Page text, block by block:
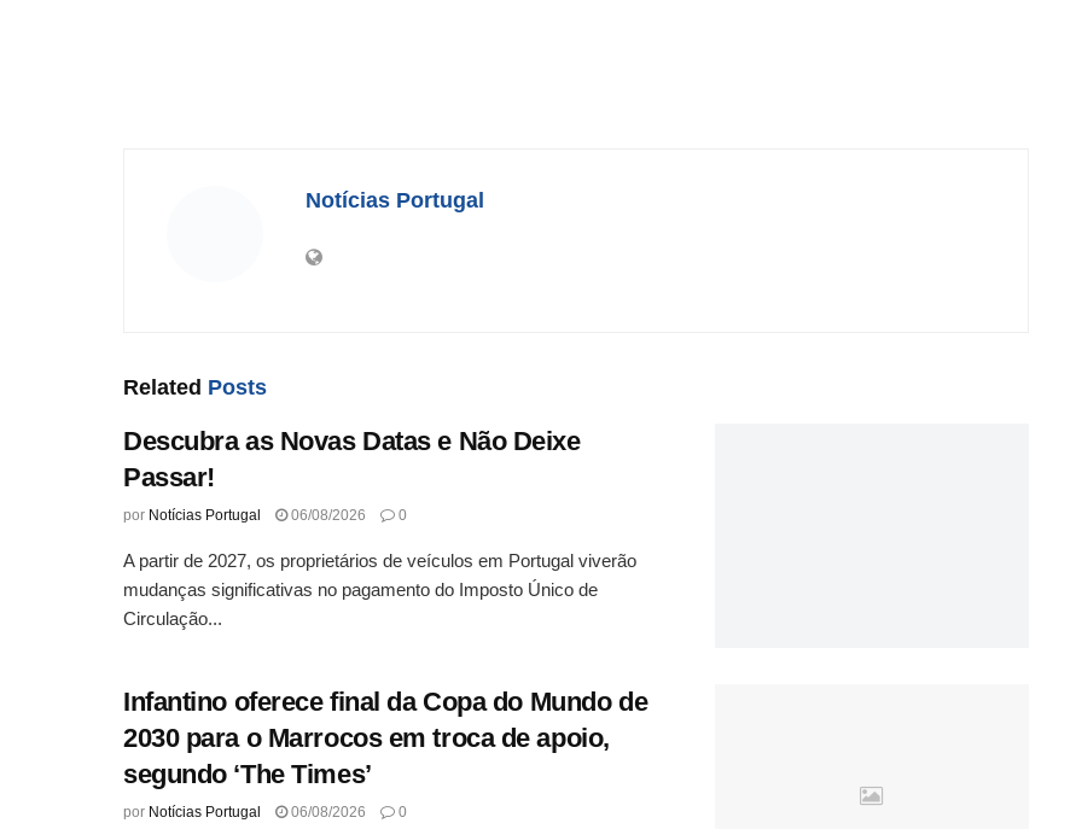
Notícias Portugal
Related Posts
Descubra as Novas Datas e Não Deixe
Passar!
por Notícias Portugal 06/08/2026 0
A partir de 2027, os proprietários de veículos em Portugal viverão
mudanças significativas no pagamento do Imposto Único de
Circulação...
Infantino oferece final da Copa do Mundo de
2030 para o Marrocos em troca de apoio,
segundo ‘The Times’
por Notícias Portugal 06/08/2026 0